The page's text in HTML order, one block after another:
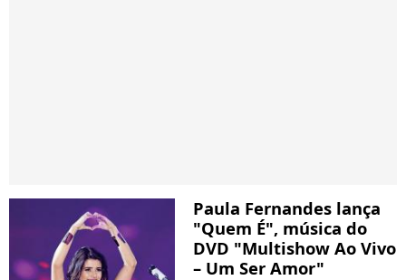
Paula Fernandes lança
"Quem É", música do
DVD "Multishow Ao Vivo
– Um Ser Amor"